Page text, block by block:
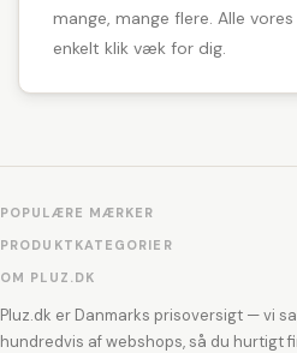
mange, mange flere. Alle
enkelt klik væk for dig.
POPULÆRE MÆRKER
PRODUKTKATEGORIER
OM PLUZ.DK
Pluz.dk er Danmarks prisoversigt — vi
hundredvis af webshops, så du hurtigt